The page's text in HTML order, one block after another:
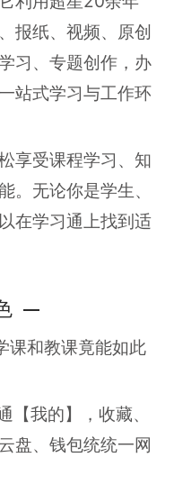
报纸、视频、原创
习、专题创作，办
站式学习与工作环
受课程学习、知
。无论你是学生、
在学习通上找到适
和教课竟能如此
我的】，收藏、
盘、钱包统统一网